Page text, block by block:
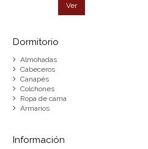
Ver
Dormitorio
Almohadas
Cabeceros
Canapés
Colchones
Ropa de cama
Armarios
Información